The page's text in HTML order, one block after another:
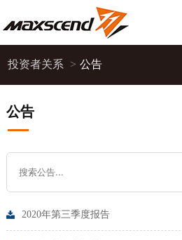
投资者关系 > 公告
公告
2020年第三季度报告